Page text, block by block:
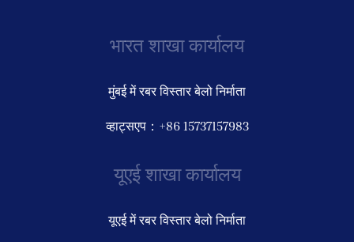
भारत शाखा कार्यालय
मुंबई में रबर विस्तार बेलो निर्माता
व्हाट्सएप：+86 15737157983
यूएई शाखा कार्यालय
यूएई में रबर विस्तार बेलो निर्माता